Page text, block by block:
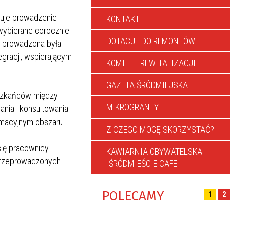
prowadzenie
corocznie
była
wspierającym
między
i konsultowania
obszaru.
pracownicy
KONTAKT
DOTACJE DO REMONTÓW
KOMITET REWITALIZACJI
GAZETA ŚRÓDMIEJSKA
MIKROGRANTY
Z CZEGO MOGĘ SKORZYSTAĆ?
KAWIARNIA OBYWATELSKA
"ŚRÓDMIEŚCIE CAFE"
POLECAMY 1 2